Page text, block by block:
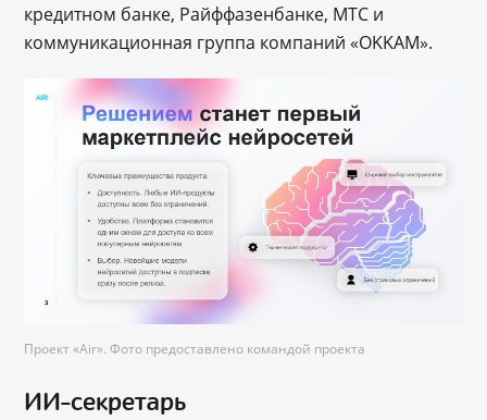
кредитном банке, Райффазенбанке, МТС и
коммуникационная группа компаний «OKKAM».
Проект «Air». Фото предоставлено командой проекта
ИИ-секретарь